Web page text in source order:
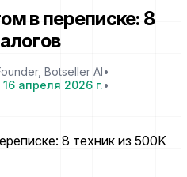
в переписке: 8
Botseller AI•
16 апреля 2026 г.•